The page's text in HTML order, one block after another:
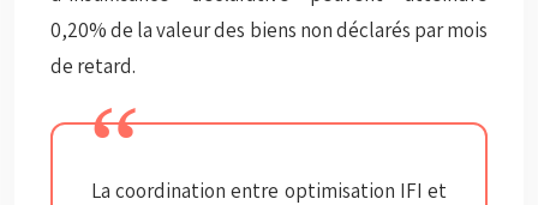
0,20% de la valeur des biens non déclarés par mois
de retard.
La coordination entre optimisation IFI et